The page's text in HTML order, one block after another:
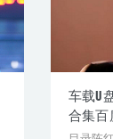
车载U
合集百